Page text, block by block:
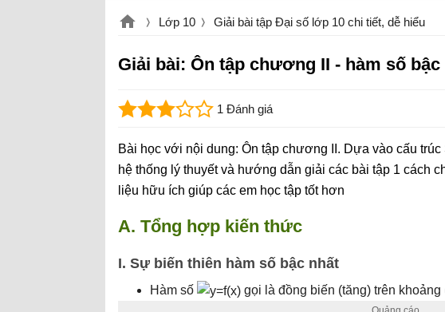
Lớp 10 Giải bài tập Đại số lớp 10 chi tiết, dễ hiểu
Giải bài: Ôn tập chương II - hàm số bậc
1 Đánh giá
Bài học với nội dung: Ôn tập chương II. Dựa vào cấu
hệ thống lý thuyết và hướng dẫn giải các bài tập 1 cách
liệu hữu ích giúp các em học tập tốt hơn
A. Tổng hợp kiến thức
I. Sự biến thiên hàm số bậc nhất
Hàm số gọi là đồng biến (tăng) trên khoảng